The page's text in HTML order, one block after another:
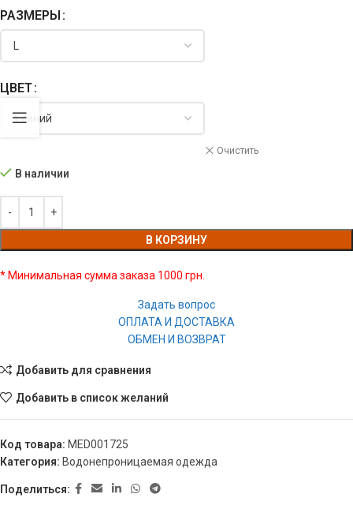
РАЗМЕРЫ
ЦВЕТ
Очистить
В наличии
В КОРЗИНУ
* Минимальная сумма заказа 1000 грн.
Задать вопрос
ОПЛАТА И ДОСТАВКА
ОБМЕН И ВОЗВРАТ
Добавить для сравнения
Добавить в список желаний
Код товара: MED001725
Категория: Водонепроницаемая одежда
Поделиться: